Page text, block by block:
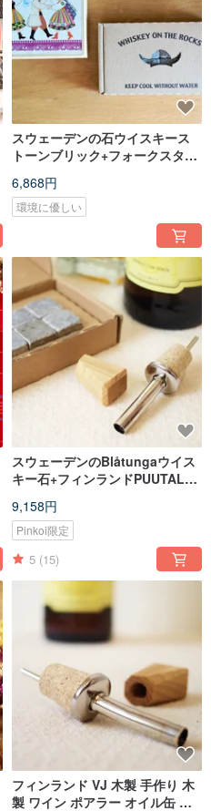
スウェーデンの石ウイスキース
トーンブリック+フォークスター
ーランダムグループ
6,868円
環境に優しい
スウェーデンのBlåtungaウイス
キー石+フィンランドPUUTALLI
サー
9,158円
Pinkoi限定
5 (15)
フィンランド VJ 木製 手作り 木
製 ワイン ポアラー オイル缶 ス